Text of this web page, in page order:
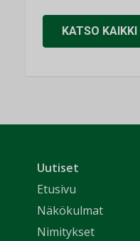
KATSO KAIKKI
Uutiset
Etusivu
Näkökulmat
Nimitykset